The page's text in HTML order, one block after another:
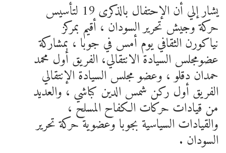
يشار إلي أن الإحتفال بالذكرى 19 لتأسيس
حركة وجيش تحرير السودان ، أقيم بمركز
نياكورن الثقافي يوم أمس في جوبا ، بمشاركة
عضومجلس السيادة الانتقالي، الفريق أول محمد
حمدان دقلو ، وعضو مجلس السيادة الإنتقالي
الفريق أول ركن شمس الدين كباشي ، والعديد
من قيادات حركات الكفاح المسلح ،
والقيادات السياسية بجوبا وعضوية حركة تحرير
السودان .